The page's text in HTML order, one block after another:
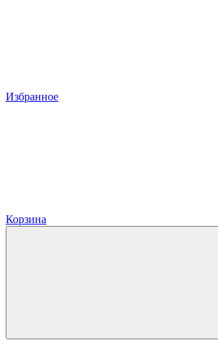
Избранное
Корзина